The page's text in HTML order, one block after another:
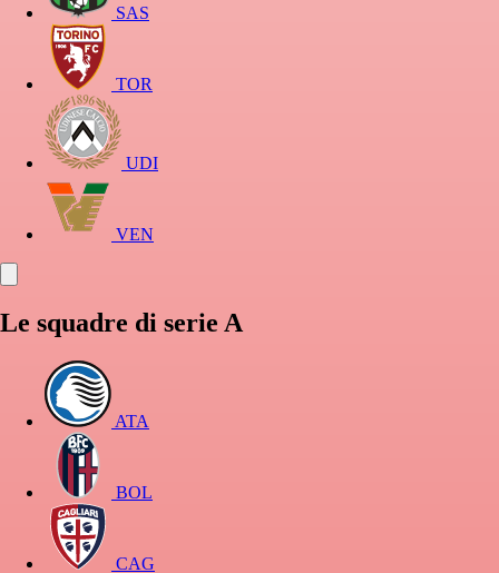
SAS
TOR
UDI
VEN
Le squadre di serie A
ATA
BOL
CAG